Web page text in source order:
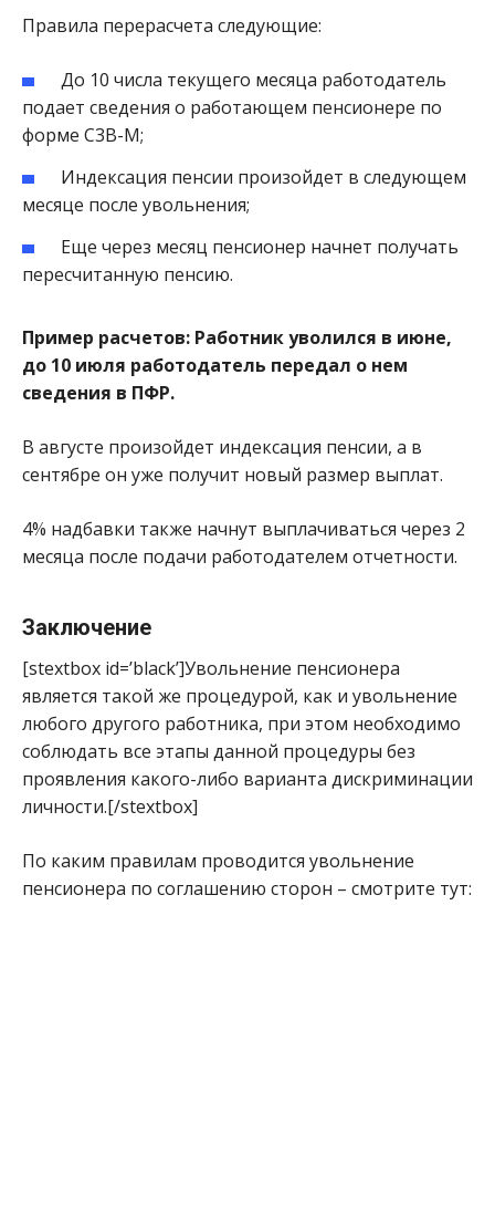
Правила перерасчета следующие:
До 10 числа текущего месяца работодатель
подает сведения о работающем пенсионере по
форме С3В-М;
Индексация пенсии произойдет в следующем
месяце после увольнения;
Еще через месяц пенсионер начнет получать
пересчитанную пенсию.
Пример расчетов: Работник уволился в июне,
до 10 июля работодатель передал о нем
сведения в ПФР.
В августе произойдет индексация пенсии, а в
сентябре он уже получит новый размер выплат.
4% надбавки также начнут выплачиваться через 2
месяца после подачи работодателем отчетности.
Заключение
[stextbox id=’black’]Увольнение пенсионера
является такой же процедурой, как и увольнение
любого другого работника, при этом необходимо
соблюдать все этапы данной процедуры без
проявления какого-либо варианта дискриминации
личности.[/stextbox]
По каким правилам проводится увольнение
пенсионера по соглашению сторон – смотрите тут: